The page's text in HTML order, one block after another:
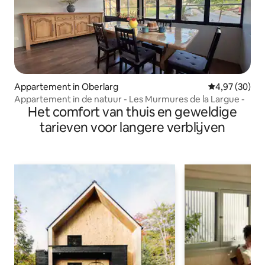
Appartement in Oberlarg Gemiddelde
4,97 (30)
Appartement in de natuur - Les Murmures de la Largue -
Het comfort van thuis en geweldige
tarieven voor langere verblijven